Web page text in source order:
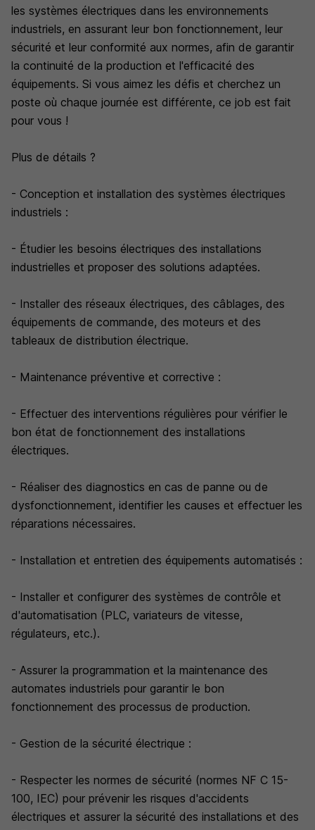
les systèmes électriques dans les environnements
industriels, en assurant leur bon fonctionnement, leur
sécurité et leur conformité aux normes, afin de garantir
la continuité de la production et l'efficacité des
équipements. Si vous aimez les défis et cherchez un
poste où chaque journée est différente, ce job est fait
pour vous !
Plus de détails ?
- Conception et installation des systèmes électriques
industriels :
- Étudier les besoins électriques des installations
industrielles et proposer des solutions adaptées.
- Installer des réseaux électriques, des câblages, des
équipements de commande, des moteurs et des
tableaux de distribution électrique.
- Maintenance préventive et corrective :
- Effectuer des interventions régulières pour vérifier le
bon état de fonctionnement des installations
électriques.
- Réaliser des diagnostics en cas de panne ou de
dysfonctionnement, identifier les causes et effectuer les
réparations nécessaires.
- Installation et entretien des équipements automatisés :
- Installer et configurer des systèmes de contrôle et
d'automatisation (PLC, variateurs de vitesse,
régulateurs, etc.).
- Assurer la programmation et la maintenance des
automates industriels pour garantir le bon
fonctionnement des processus de production.
- Gestion de la sécurité électrique :
- Respecter les normes de sécurité (normes NF C 15-
100, IEC) pour prévenir les risques d'accidents
électriques et assurer la sécurité des installations et des